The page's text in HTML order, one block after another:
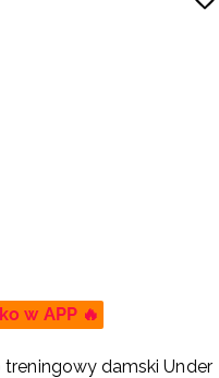
w APP 🔥
treningowy damski Under